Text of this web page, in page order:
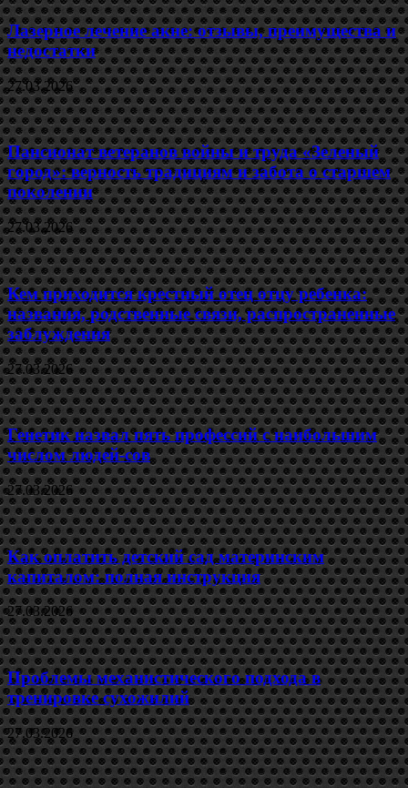
Лазерное лечение акне: отзывы, преимущества и
недостатки
27.03.2026
Пансионат ветеранов войны и труда «Зеленый
город»: верность традициям и забота о старшем
поколении
27.03.2026
Кем приходится крестный отец отцу ребенка:
названия, родственные связи, распространенные
заблуждения
27.03.2026
Генетик назвал пять профессий с наибольшим
числом людей-сов
27.03.2026
Как оплатить детский сад материнским
капиталом: полная инструкция
27.03.2026
Проблемы механистического подхода в
тренировке сухожилий
27.03.2026